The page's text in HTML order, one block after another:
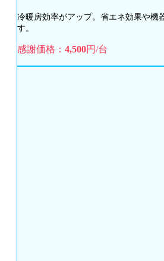
冷暖房効率がアップ。省エネ効果や機
す。
感謝価格： 4,500円/台